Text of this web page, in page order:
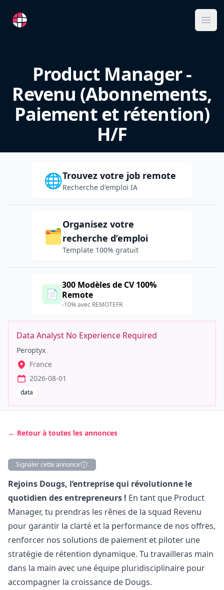
RemoteFR
Product Manager -
Revenu (Abonnements,
Paiement et rétention)
H/F
🌐Trouvez votre job remote
Recherche d'emploi IA
🗂️
Organisez votre
recherche d’emploi
Template 100% gratuit
📄
300 Modèles de CV 100%
Remote
-10% avec REMOTEFR
Data Analyst No Experience Required
Peroptyx
France
2026-08-01
data
← Retour à toutes les annonces
Signaler cette annonce
Description
Rejoins Dougs, l’entreprise qui révolutionne le
quotidien des entrepreneurs ! En tant que Product
Manager, tu prendras les rênes de la squad Revenu
pour garantir la clarté et la performance de nos offres,
renforcer nos solutions de paiement et piloter une
stratégie de rétention dynamique. Tu travailleras main
dans la main avec une équipe pluridisciplinaire pour
accompagner la croissance de Dougs.